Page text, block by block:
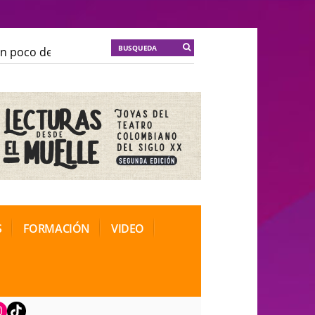
de locura para la cordura KT :: |
de Teatro Rosa
FORMACIÓN VIDEO
TikTok